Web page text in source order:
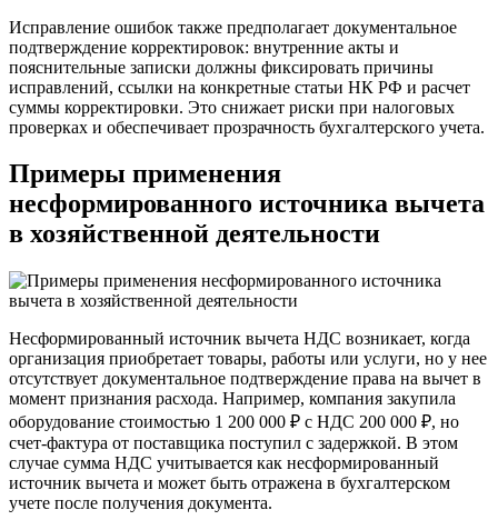
Исправление ошибок также предполагает документальное
подтверждение корректировок: внутренние акты и
пояснительные записки должны фиксировать причины
исправлений, ссылки на конкретные статьи НК РФ и расчет
суммы корректировки. Это снижает риски при налоговых
проверках и обеспечивает прозрачность бухгалтерского учета.
Примеры применения
несформированного источника вычета
в хозяйственной деятельности
Несформированный источник вычета НДС возникает, когда
организация приобретает товары, работы или услуги, но у нее
отсутствует документальное подтверждение права на вычет в
момент признания расхода. Например, компания закупила
оборудование стоимостью 1 200 000 ₽ с НДС 200 000 ₽, но
счет-фактура от поставщика поступил с задержкой. В этом
случае сумма НДС учитывается как несформированный
источник вычета и может быть отражена в бухгалтерском
учете после получения документа.